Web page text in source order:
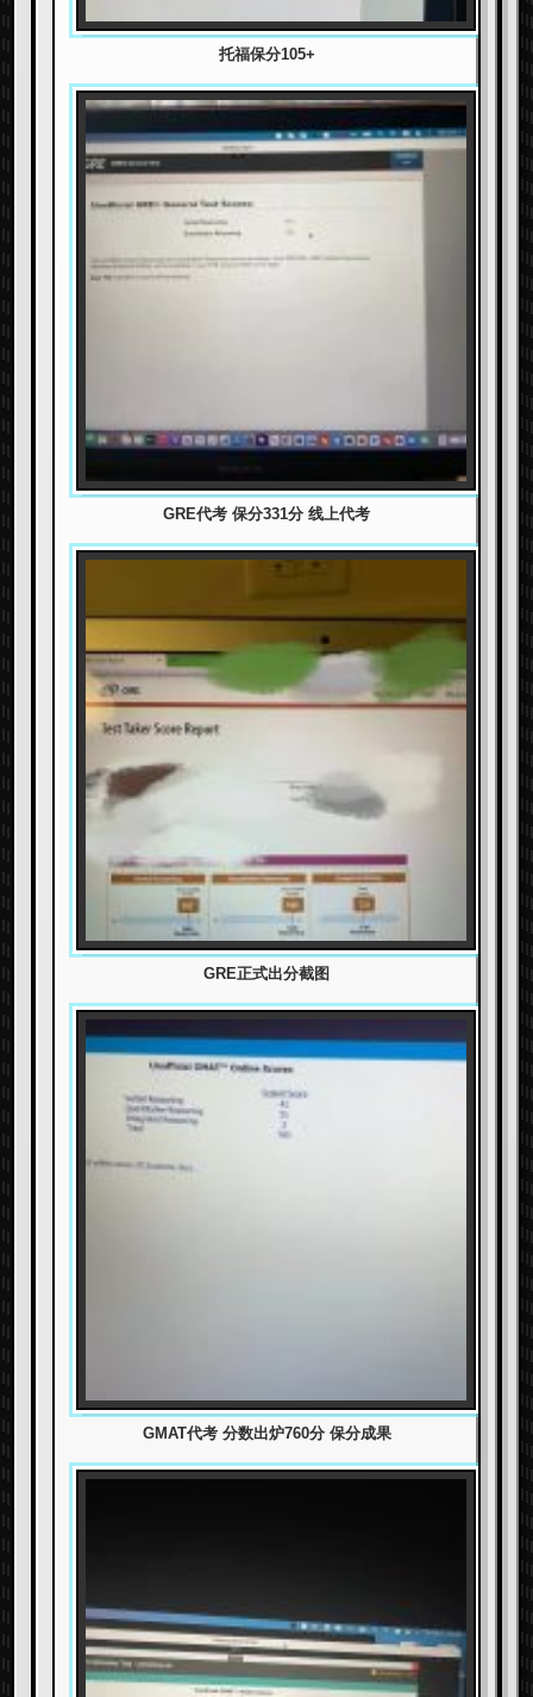
托福保分105+
GRE代考 保分331分 线上代考
GRE正式出分截图
GMAT代考 分数出炉760分 保分成果